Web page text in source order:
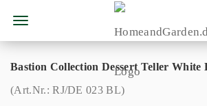
Bastion Collection Dessert Teller White
(Art.Nr.:RJ/DE 023 BL)